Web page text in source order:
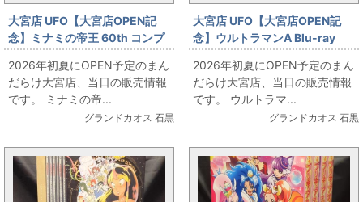
大宮店 UFO【大宮店OPEN記
念】ミナミの帝王 60th コンプ
リートDVD-BOX お出しします!!
2026年初夏にOPEN予定のまん
だらけ大宮店、当日の販売情報
です。 ミナミの帝...
グランドカオス 石黒
大宮店 UFO【大宮店OPEN記
念】ウルトラマンA Blu-ray
BOX Amazon限定版 お出ししま
す!!
2026年初夏にOPEN予定のまん
だらけ大宮店、当日の販売情報
です。 ウルトラマ...
グランドカオス 石黒